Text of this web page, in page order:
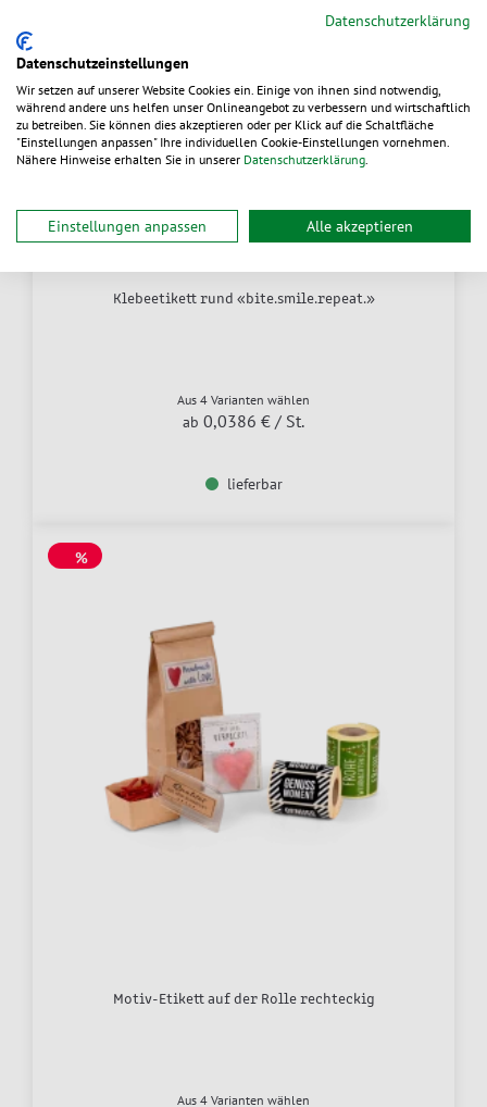
Klebeetikett rund «bite.smile.repeat.»
Aus 4 Varianten wählen
ab 0,0386 € / St.
lieferbar
%
Motiv-Etikett auf der Rolle rechteckig
Aus 4 Varianten wählen
Datenschutzerklärung
Datenschutzeinstellungen
Wir setzen auf unserer Website Cookies ein. Einige von ihnen sind notwendig,
während andere uns helfen unser Onlineangebot zu verbessern und wirtschaftlich
zu betreiben. Sie können dies akzeptieren oder per Klick auf die Schaltfläche
"Einstellungen anpassen" Ihre individuellen Cookie-Einstellungen vornehmen.
Nähere Hinweise erhalten Sie in unserer Datenschutzerklärung.
Einstellungen anpassen Alle akzeptieren